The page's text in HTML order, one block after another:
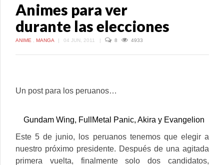
Animes para ver
durante las elecciones
ANIME , MANGA | 04 JUN, 2011 | 8 4933
Un post para los peruanos…
Gundam Wing, FullMetal Panic, Akira y Evangelion
Este 5 de junio, los peruanos tenemos que elegir a
nuestro próximo presidente. Después de una agitada
primera vuelta, finalmente solo dos candidatos,